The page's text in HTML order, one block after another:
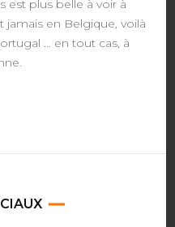
est plus belle à voir à
jamais en Belgique, voilà
… en tout cas, à